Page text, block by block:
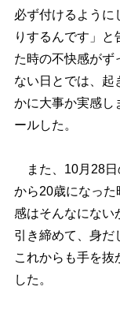
必ず付けるように
りするんです」と
た時の不快感がず
ない日とでは、起
かに大事か実感し
ールした。
また、10月28日
から20歳になっ
感はそんなにない
引き締めて、身だ
これからも手を抜
した。